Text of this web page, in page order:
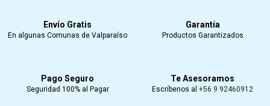
Envío Gratis
En algunas Comunas de Valparaíso
Garantía
Productos Garantizados
Pago Seguro
Seguridad 100% al Pagar
Te Asesoramos
Escríbenos al +56 9 92460912